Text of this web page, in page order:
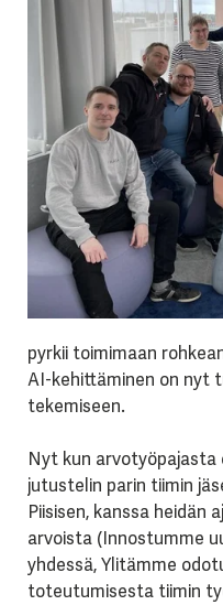
pyrkii toimimaan
AI-kehittäminen on nyt
tekemiseen.
Nyt kun arvotyöpajasta
jutustelin parin tiimin
Piisisen, kanssa heidän
arvoista (Innostumme
yhdessä, Ylitämme
toteutumisesta tiimin